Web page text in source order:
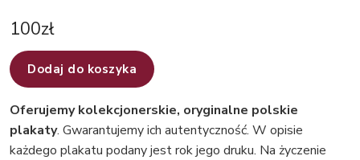
100zł
Dodaj do koszyka
Oferujemy kolekcjonerskie, oryginalne polskie
plakaty. Gwarantujemy ich autentyczność. W opisie
każdego plakatu podany jest rok jego druku. Na życzenie